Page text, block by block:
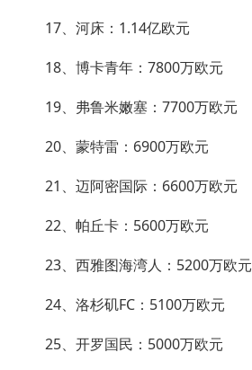
17、河床：1.14亿欧元
18、博卡青年：7800万欧元
19、弗鲁米嫩塞：7700万欧元
20、蒙特雷：6900万欧元
21、迈阿密国际：6600万欧元
22、帕丘卡：5600万欧元
23、西雅图海湾人：5200万欧元
24、洛杉矶FC：5100万欧元
25、开罗国民：5000万欧元